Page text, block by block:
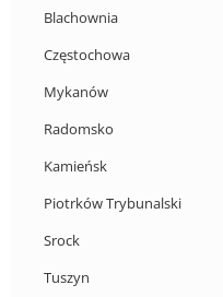
Blachownia
Częstochowa
Mykanów
Radomsko
Kamieńsk
Piotrków Trybunalski
Srock
Tuszyn